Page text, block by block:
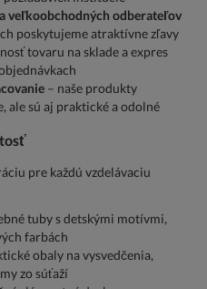
veľkoobchodných odberateľov
poskytujeme atraktívne zľavy
tovaru na sklade a expres
– naše produkty
ale sú aj praktické a odolné
pre každú vzdelávaciu
tuby s detskými motívmi,
farbách
obaly na vysvedčenia,
zo súťaží